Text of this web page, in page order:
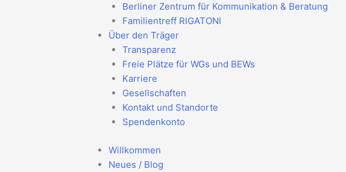
Berliner Zentrum für Kommunikation & Beratung
Familientreff RIGATONI
Über den Träger
Transparenz
Freie Plätze für WGs und BEWs
Karriere
Gesellschaften
Kontakt und Standorte
Spendenkonto
Willkommen
Neues / Blog